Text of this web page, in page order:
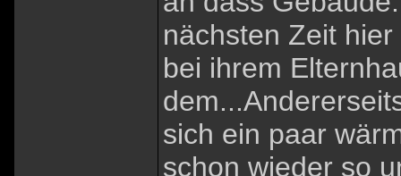
nächsten Zeit
bei ihrem
sich ein paar
schon wieder so